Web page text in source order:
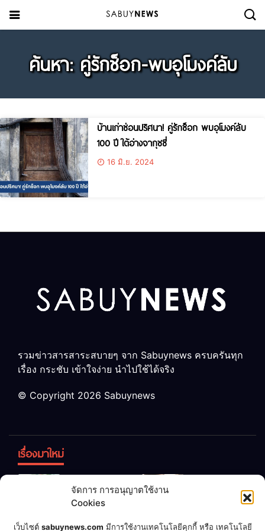
จัดการ การอนุญาตใช้งาน
Cookies
เว็บไซต์ sabuynews.com มีการใช้งานเทคโนโลยีคุกกี้ หรือ เทคโนโลยี
ค้นหา: คู่รักช็อก-พบอุโมงค์ลับ
บ้านเก่าซ่อนปริศนา! คู่รักช็อก พบอุโมงค์ลับ
100 ปี ใต้อ่างจากุชชี่
16 มิ.ย. 2024
รวมข่าวสารสาระสบายๆ จาก Sabuynews ครบครันทุก
เรื่อง กระชับ เข้าใจง่าย นำไปใช้ได้จริง
© Copyright 2026 Sabuynews
เรื่องมาใหม่
ทิ้ง! เปลี่ยน
เป็น “ปุ๋ย
จุลินทรีย์”
หญิง 12 ขวบ
แต่งงานกับ
เชื่อพ่อแล้ว เจ้าของคาร์